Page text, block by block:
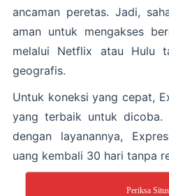
ancaman peretas. Jadi,
aman untuk mengakses
melalui Netflix atau Hulu
geografis.
Untuk koneksi yang cepat,
yang terbaik untuk
dengan layanannya,
uang kembali 30 hari tanpa
Periksa